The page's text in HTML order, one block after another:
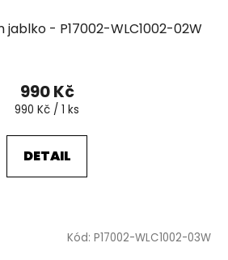
jablko - P17002-WLC1002-02W
990 Kč
Měrná
990 Kč / 1 ks
DETAIL
Kód: P17002-WLC1002-03W